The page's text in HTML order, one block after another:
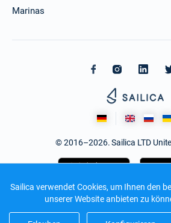
Sailica verwendet Cookies, um Ihnen den
unserer Website anbieten zu
Marinas
© 2016–2026. Sailica LTD